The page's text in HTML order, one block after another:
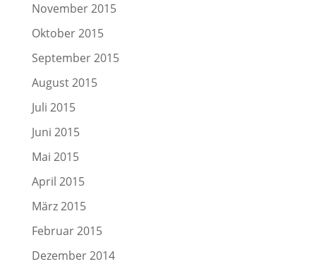
November 2015
Oktober 2015
September 2015
August 2015
Juli 2015
Juni 2015
Mai 2015
April 2015
März 2015
Februar 2015
Dezember 2014